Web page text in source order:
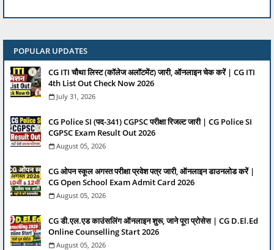
POPULAR UPDATES
CG ITI चौथा लिस्ट (कॉलेज अलॉटमेंट) जारी, ऑनलाइन चेक करें | CG ITI
4th List Out Check Now 2026
July 31, 2026
CG Police SI (पद-341) CGPSC परीक्षा रिजल्ट जारी | CG Police SI
CGPSC Exam Result Out 2026
August 05, 2026
CG ओपन स्कूल अगस्त परीक्षा प्रवेश पत्र जारी, ऑनलाइन डाउनलोड करें |
CG Open School Exam Admit Card 2026
August 05, 2026
CG डी.एल.एड काउंसलिंग ऑनलाइन शुरू, जाने पूरा प्रोसेस | CG D.El.Ed
Online Counselling Start 2026
August 05, 2026